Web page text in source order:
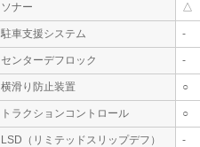
ソナー △
駐車支援システム -
センターデフロック -
横滑り防止装置 ○
トラクションコントロール ○
LSD（リミテッドスリップデフ） -